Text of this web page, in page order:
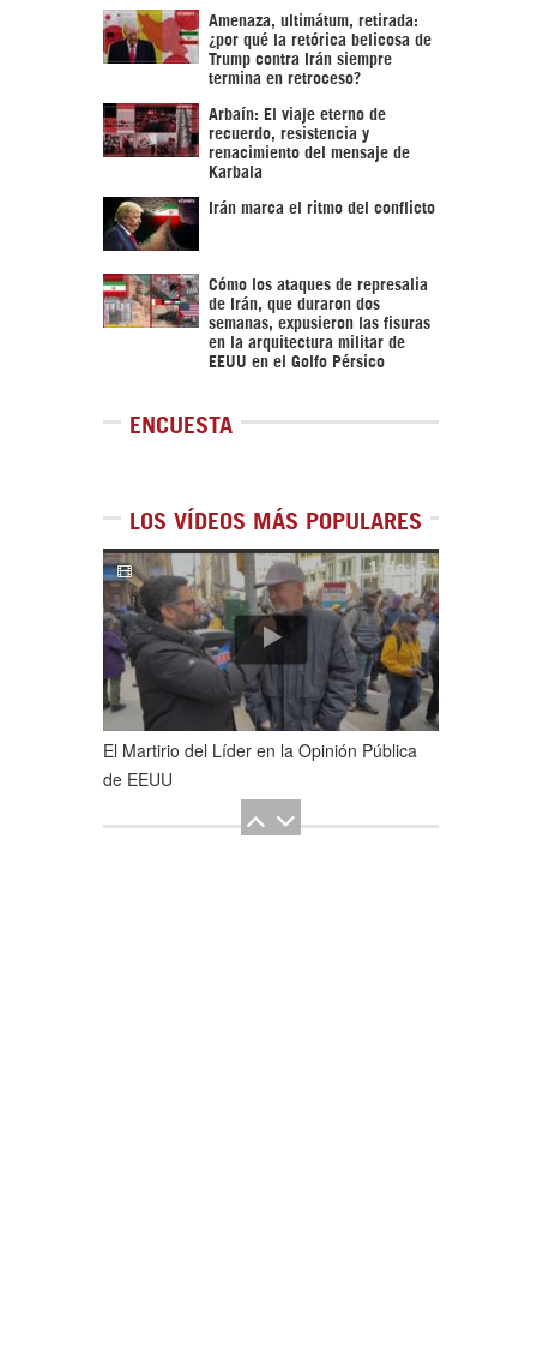
Amenaza, ultimátum, retirada:
¿por qué la retórica belicosa de
Trump contra Irán siempre
termina en retroceso?
Arbaín: El viaje eterno de
recuerdo, resistencia y
renacimiento del mensaje de
Karbala
Irán marca el ritmo del conflicto
Cómo los ataques de represalia
de Irán, que duraron dos
semanas, expusieron las fisuras
en la arquitectura militar de
EEUU en el Golfo Pérsico
ENCUESTA
LOS VÍDEOS MÁS POPULARES
1de5
El Martirio del Líder en la Opinión Pública
de EEUU